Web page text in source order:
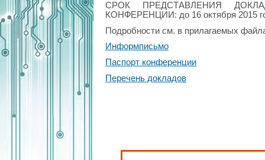
СРОК ПРЕДСТАВЛЕНИЯ
КОНФЕРЕНЦИИ: до 16 октября 2015
Подробности см. в прилагаемых
Информписьмо
Паспорт конференции
Перечень докладов